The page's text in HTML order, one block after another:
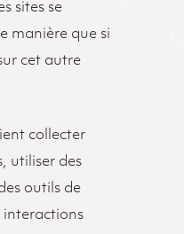
sites se
manière que si
cet autre
collecter
utiliser des
outils de
interactions